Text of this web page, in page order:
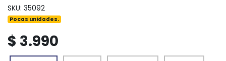
SKU: 35092
Pocas unidades.
$ 3.990